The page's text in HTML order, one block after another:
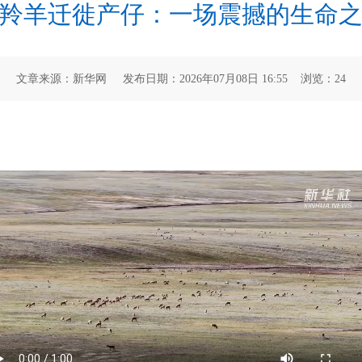
羊迁徙产仔：一场震撼的生命
文章来源：新华网 发布日期：2026年07月08日 16:55 浏览： 24